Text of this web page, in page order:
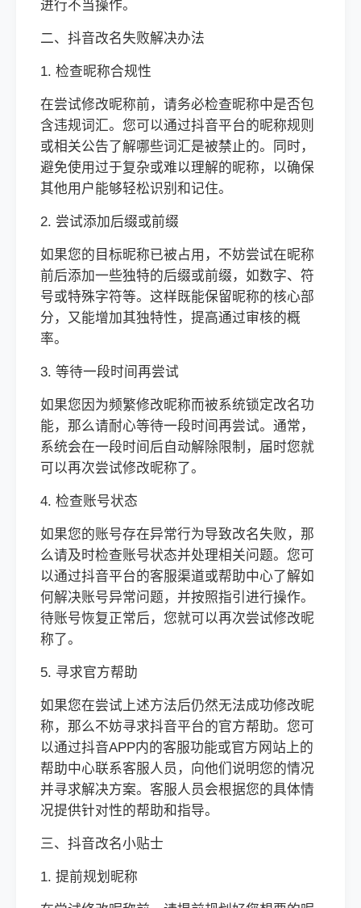
进行不当操作。
二、抖音改名失败解决办法
1. 检查昵称合规性
在尝试修改昵称前，请务必检查昵称中是否包
含违规词汇。您可以通过抖音平台的昵称规则
或相关公告了解哪些词汇是被禁止的。同时，
避免使用过于复杂或难以理解的昵称，以确保
其他用户能够轻松识别和记住。
2. 尝试添加后缀或前缀
如果您的目标昵称已被占用，不妨尝试在昵称
前后添加一些独特的后缀或前缀，如数字、符
号或特殊字符等。这样既能保留昵称的核心部
分，又能增加其独特性，提高通过审核的概
率。
3. 等待一段时间再尝试
如果您因为频繁修改昵称而被系统锁定改名功
能，那么请耐心等待一段时间再尝试。通常，
系统会在一段时间后自动解除限制，届时您就
可以再次尝试修改昵称了。
4. 检查账号状态
如果您的账号存在异常行为导致改名失败，那
么请及时检查账号状态并处理相关问题。您可
以通过抖音平台的客服渠道或帮助中心了解如
何解决账号异常问题，并按照指引进行操作。
待账号恢复正常后，您就可以再次尝试修改昵
称了。
5. 寻求官方帮助
如果您在尝试上述方法后仍然无法成功修改昵
称，那么不妨寻求抖音平台的官方帮助。您可
以通过抖音APP内的客服功能或官方网站上的
帮助中心联系客服人员，向他们说明您的情况
并寻求解决方案。客服人员会根据您的具体情
况提供针对性的帮助和指导。
三、抖音改名小贴士
1. 提前规划昵称